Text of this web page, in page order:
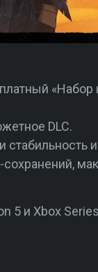
«Набор
DLC.
5 и Xbox